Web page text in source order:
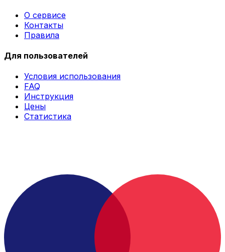
О сервисе
Контакты
Правила
Для пользователей
Условия использования
FAQ
Инструкция
Цены
Статистика